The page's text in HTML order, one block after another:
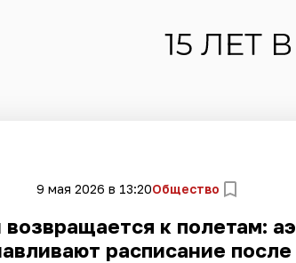
9 мая 2026 в 13:20Общество
к полетам:
расписание